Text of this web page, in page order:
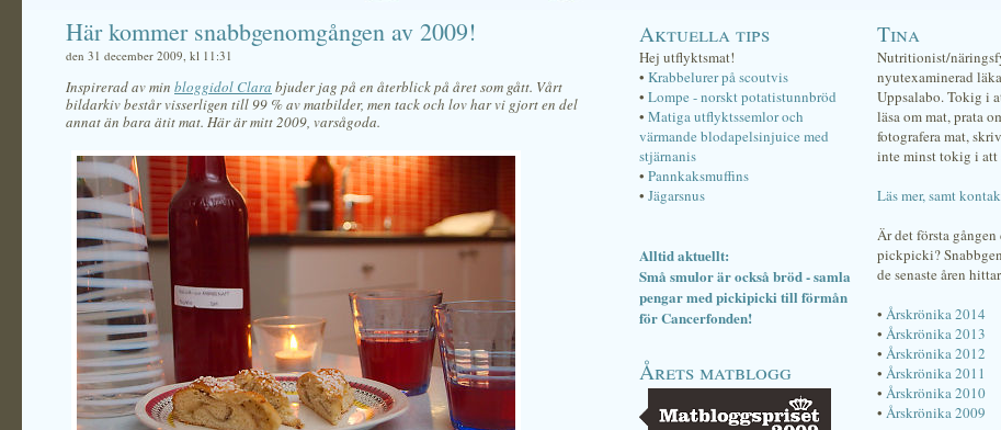
Här kommer snabbgenomgången av 2009!
den 31 december 2009, kl 11:31
Inspirerad av min bloggidol Clara bjuder jag på en återblick på året som gått. Vårt
bildarkiv består visserligen till 99 % av matbilder, men tack och lov har vi gjort en del
annat än bara ätit mat. Här är mitt 2009, varsågoda.
Aktuella tips
Hej utflyktsmat!
• Krabbelurer på scoutvis
• Lompe - norskt potatistunnbröd
• Matiga utflyktssemlor och
värmande blodapelsinjuice med
stjärnanis
• Pannkaksmuffins
• Jägarsnus
Alltid aktuellt:
Små smulor är också bröd - samla
pengar med pickipicki till förmån
för Cancerfonden!
Årets matblogg
Tina
Nutritionist/
nyutexaminerad
Uppsalabo. Tokig i
läsa om mat, prata
fotografera mat,
inte minst tokig i att
Läs mer, samt
Är det första gången
pickpicki?
de senaste åren
• Årskrönika 2014
• Årskrönika 2013
• Årskrönika 2012
• Årskrönika 2011
• Årskrönika 2010
• Årskrönika 2009